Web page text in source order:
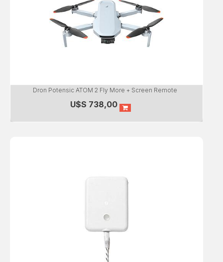
Dron Potensic ATOM 2 Fly More + Screen Remote
U$S 738,00